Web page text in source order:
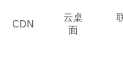
CDN
云桌
面